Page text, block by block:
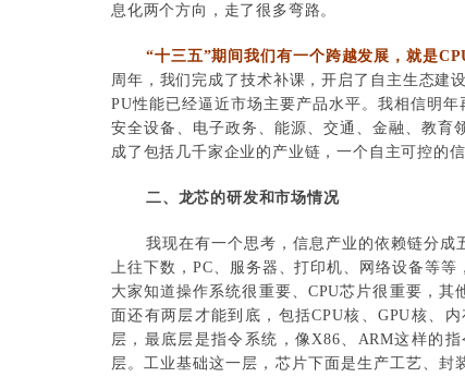
息化两个方向，走了很多弯路。
“十三五”期间我们有一个跨越发展，就是
周年，我们完成了技术补课，开启了自主生态建
PU性能已经逼近市场主要产品水平。我相信明
安全设备、电子政务、能源、交通、金融、教育
成了包括几千家企业的产业链，一个自主可控的
二、龙芯的研发和市场情况
我现在有一个思考，信息产业的依赖链分
上往下数，PC、服务器、打印机、网络设备等
大家知道操作系统很重要、CPU芯片很重要，
面还有两层才能到底，包括CPU核、GPU核、
层，最底层是指令系统，像X86、ARM这样的
层。工业基础这一层，芯片下面是生产工艺、